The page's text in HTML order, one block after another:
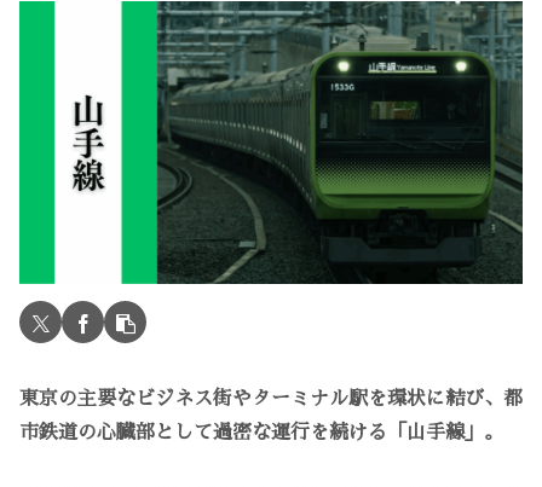
東京の主要なビジネス街やターミナル駅を環状に結び、都
市鉄道の心臓部として過密な運行を続ける「山手線」。